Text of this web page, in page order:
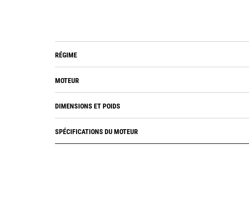
RÉGIME
MOTEUR
DIMENSIONS ET POIDS
SPÉCIFICATIONS DU MOTEUR